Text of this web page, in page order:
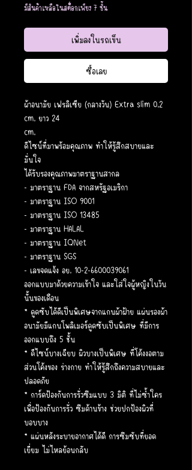
มีสินค้าเหลือในสต็อกเพียง 7 ชิ้น
เพิ่มลงในรถเข็น
ซื้อเลย
ผ้าอนามัย เฟรลิเซีย (กลางวัน) Extra slim 0.2
cm. ยาว 24
cm.
ดีไซน์ที่มาพร้อมคุณภาพ ทำให้รู้สึกสบายและ
มั่นใจ
ได้รับรองคุณภาพมาตราฐานสากล
- มาตราฐาน FDA จากสหรัฐอเมริกา
- มาตราฐาน ISO 9001
- มาตราฐาน ISO 13485
- มาตราฐาน HALAL
- มาตราฐาน IQNet
- มาตราฐาน SGS
- เลขจดแจ้ง อย. 10-2-6600039061
ออกแบบมาด้วยความเข้าใจ และใส่ใจผู้หญิงในวัน
นั้นของเดือน
* ดูดซับได้ดีเป็นพิเศษจากแกนผ้าฝ้าย แผ่นรองผ้า
อนามัยมีแกนโพลิเมอร์ดูดซับเป็นพิเศษ ที่มีการ
ออกแบบถึง 5 ชั้น
* ดีไซน์บางเฉียบ ผิวบางเป็นพิเศษ ที่โค้งงอตาม
ส่วนโค้งของ ร่างกาย ทำให้รู้สึกถึงความสบายและ
ปลอดภัย
* การ์ดป้องกันการรั่วซึมแบบ 3 มิติ ที่ไม่ซ้ำใคร
เพื่อป้องกันการรั่ว ซึมด้านข้าง ช่วยปกป้องผิวที่
บอบบาง
* แผ่นหลังระบายอากาศได้ดี การซึมซับที่ยอด
เยี่ยม ไม่ไหลย้อนกลับ